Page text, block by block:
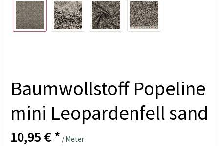
Baumwollstoff Popeline
mini Leopardenfell sand
10,95 € * / Meter